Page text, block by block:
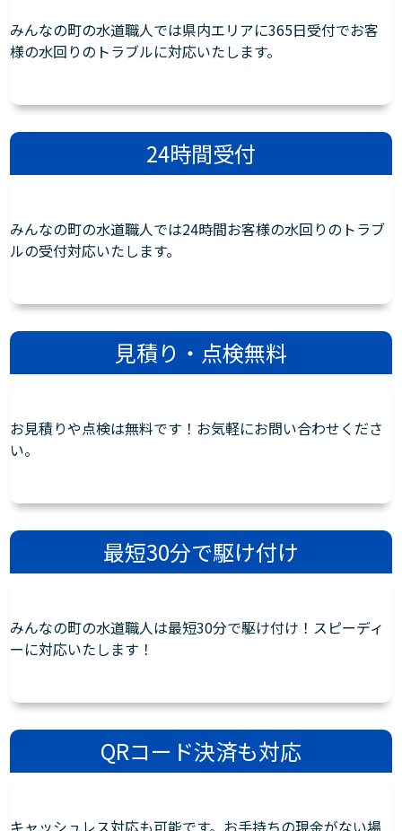
みんなの町の水道職人では県内エリアに365日受付でお客
様の水回りのトラブルに対応いたします。
24時間受付
みんなの町の水道職人では24時間お客様の水回りのトラブ
ルの受付対応いたします。
見積り・点検無料
お見積りや点検は無料です！お気軽にお問い合わせくださ
い。
最短30分で駆け付け
みんなの町の水道職人は最短30分で駆け付け！スピーディ
ーに対応いたします！
QRコード決済も対応
キャッシュレス対応も可能です。お手持ちの現金がない場